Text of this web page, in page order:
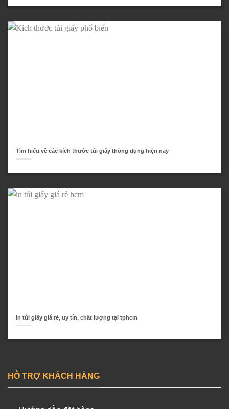
Tìm hiểu về các kích thước túi giấy thông dụng hiện nay
In túi giấy giá rẻ, uy tín, chất lượng tại tphcm
HỖ TRỢ KHÁCH HÀNG